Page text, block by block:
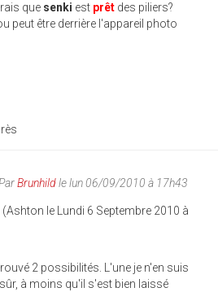
que senki est prêt des piliers?
peut être derrière l'appareil photo
Brunhildle lun 06/09/2010 à 17h43
(Ashton le Lundi 6 Septembre 2010 à
2 possibilités. L'une je n'en suis
à moins qu'il s'est bien laissé